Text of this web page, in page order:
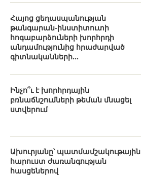
Հայոց ցեղասպանության
թանգարան-ինստիտուտի
հոգաբարձուների խորհրդի
անդամությունից հրաժարված
գիտնականների...
Ինչո՞ւ է խորհրդային
բռնաճնշումների թեման մնացել
ստվերում
Ախուրյանը՝ պատմամշակութային
հարուստ ժառանգության
հասցեներով